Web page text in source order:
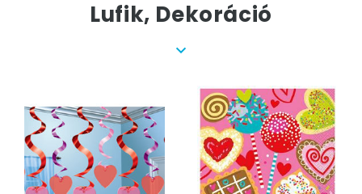
Lufik, Dekoráció
Te is szeretnéd, ha az idei Bálint nap különlegesebb
legtitkosabb érzelmeid? Kedveskedj párodnak valami
különlegességgel, ünnepeljétek meg a szerelmeteket!
Ha dúl a l’amour
Ha hozzád is bekopogtatott a szerelem, és az idei
télbe valami bizsergető melegség költözött, akkor